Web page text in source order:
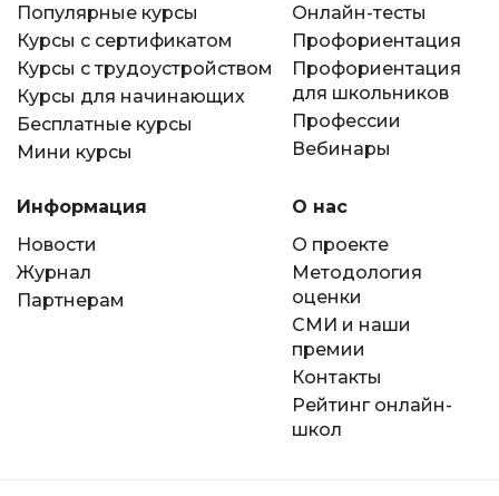
Популярные курсы
Курсы с сертификатом
Курсы с трудоустройством
Курсы для начинающих
Бесплатные курсы
Мини курсы
Онлайн-тесты
Профориентация
Профориентация
для школьников
Профессии
Вебинары
Информация
Новости
Журнал
Партнерам
О нас
О проекте
Методология
оценки
СМИ и наши
премии
Контакты
Рейтинг онлайн-
школ